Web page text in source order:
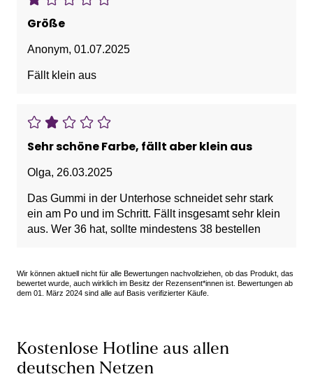
Größe
Anonym, 01.07.2025
Fällt klein aus
Sehr schöne Farbe, fällt aber klein aus
Olga, 26.03.2025
Das Gummi in der Unterhose schneidet sehr stark
ein am Po und im Schritt. Fällt insgesamt sehr klein
aus. Wer 36 hat, sollte mindestens 38 bestellen
Wir können aktuell nicht für alle Bewertungen nachvollziehen, ob das Produkt, das
bewertet wurde, auch wirklich im Besitz der Rezensent*innen ist. Bewertungen ab
dem 01. März 2024 sind alle auf Basis verifizierter Käufe.
Kostenlose Hotline aus allen
deutschen Netzen